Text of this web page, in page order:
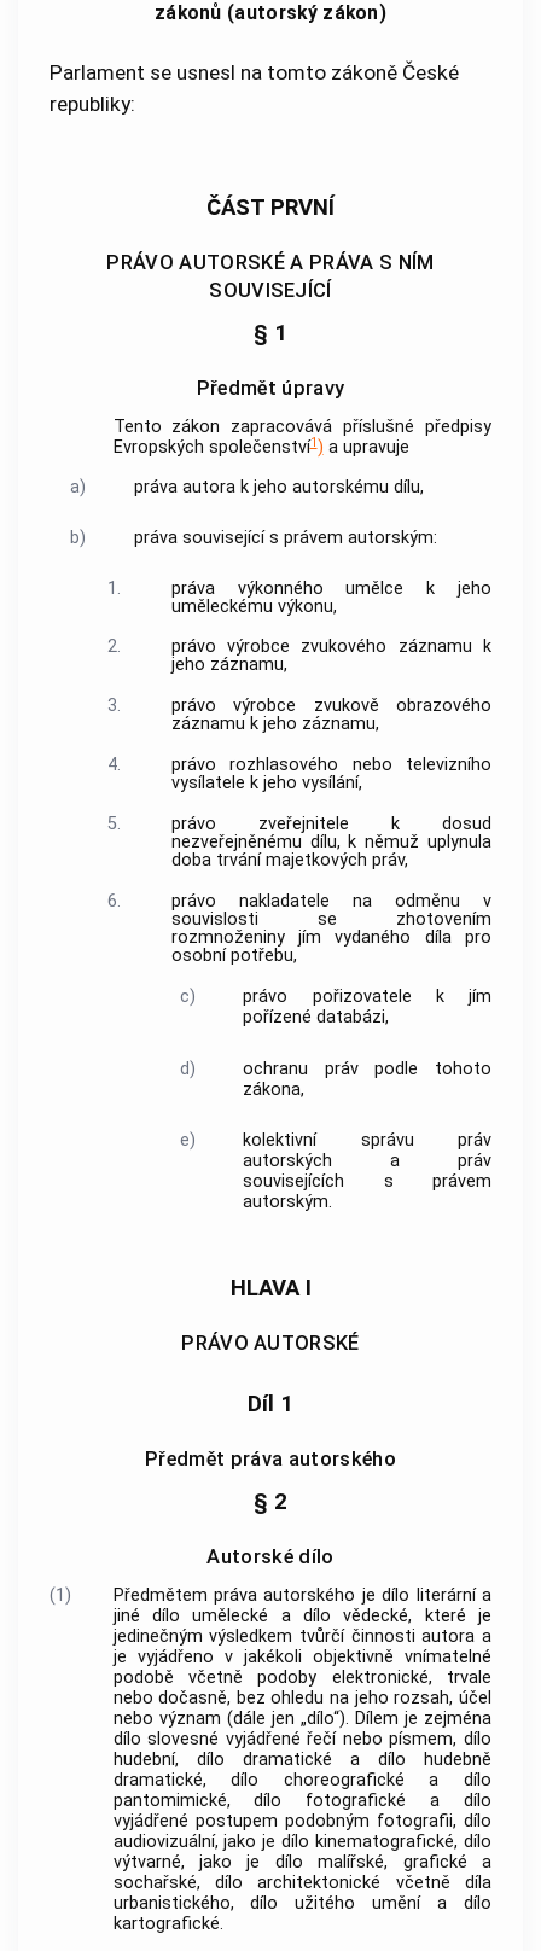
zákonů (autorský zákon)
Parlament se usnesl na tomto zákoně České
republiky:
ČÁST PRVNÍ
PRÁVO AUTORSKÉ A PRÁVA S NÍM
SOUVISEJÍCÍ
§ 1
Předmět úpravy
Tento zákon zapracovává příslušné předpisy
Evropských společenství1) a upravuje
a)
práva autorak jeho autorskému dílu,
b) práva související s právem autorským:
1.
práva výkonného umělce k jeho
uměleckému výkonu,
2.
právo výrobce zvukového záznamu k
jeho záznamu,
3.
právo výrobce zvukově obrazového
záznamu k jeho záznamu,
4.
právo rozhlasového nebo televizního
vysílatele k jeho vysílání,
5.
právo zveřejnitele k dosud
nezveřejněnému dílu, k němuž uplynula
doba trvání majetkových práv,
6.
právo nakladatele na odměnu v
souvislosti se zhotovením
rozmnoženiny jím vydaného díla pro
osobní potřebu,
c)
právo pořizovatele k jím
pořízené databázi,
d)
ochranu práv podle tohoto
zákona,
e)
kolektivní správu práv
autorských a práv
souvisejících s právem
autorským.
HLAVA I
PRÁVO AUTORSKÉ
Díl 1
Předmět práva autorského
§ 2
Autorské dílo
(1)
Předmětem práva autorského je dílo literární a
jiné dílo umělecké a dílo vědecké, které je
jedinečným výsledkem tvůrčí činnostiautora a
je vyjádřeno v jakékoli objektivně vnímatelné
podobě včetně podoby elektronické, trvale
nebo dočasně, bez ohledu na jeho rozsah, účel
nebo význam (dále jen „dílo“). Dílem je zejména
dílo slovesné vyjádřené řečí nebo písmem, dílo
hudební, dílo dramatické a dílo hudebně
dramatické, dílo choreografické a dílo
pantomimické, dílo fotografické a dílo
vyjádřené postupem podobným fotografii, dílo
audiovizuální, jako je dílo kinematografické, dílo
výtvarné, jako je dílo malířské, grafické a
sochařské, dílo architektonické včetně díla
urbanistického, dílo užitého umění a dílo
kartografické.